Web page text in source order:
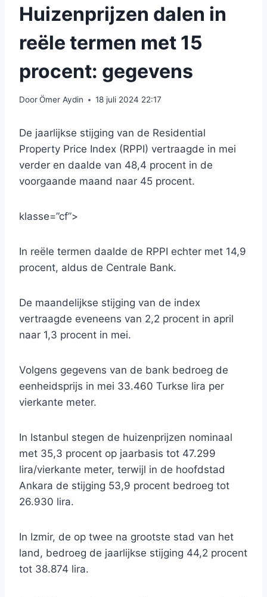
Huizenprijzen dalen in
reële termen met 15
procent: gegevens
DoorÖmer Aydin 18 juli 2024 22:17
De jaarlijkse stijging van de Residential
Property Price Index (RPPI) vertraagde in mei
verder en daalde van 48,4 procent in de
voorgaande maand naar 45 procent.
klasse=”cf”>
In reële termen daalde de RPPI echter met 14,9
procent, aldus de Centrale Bank.
De maandelijkse stijging van de index
vertraagde eveneens van 2,2 procent in april
naar 1,3 procent in mei.
Volgens gegevens van de bank bedroeg de
eenheidsprijs in mei 33.460 Turkse lira per
vierkante meter.
In Istanbul stegen de huizenprijzen nominaal
met 35,3 procent op jaarbasis tot 47.299
lira/vierkante meter, terwijl in de hoofdstad
Ankara de stijging 53,9 procent bedroeg tot
26.930 lira.
In Izmir, de op twee na grootste stad van het
land, bedroeg de jaarlijkse stijging 44,2 procent
tot 38.874 lira.